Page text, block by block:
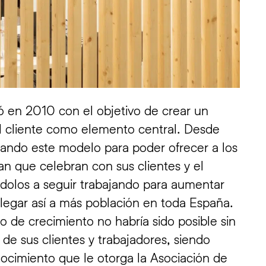
en 2010 con el objetivo de crear un
como elemento central. Desde
este modelo para poder ofrecer a los
que celebran con sus clientes y el
a seguir trabajando para aumentar
así a más población en toda España.
de crecimiento no habría sido posible sin
sus clientes y trabajadores, siendo
que le otorga la Asociación de